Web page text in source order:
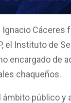
Cáceres
el Instituto de
encargado de
chaqueños.
público y